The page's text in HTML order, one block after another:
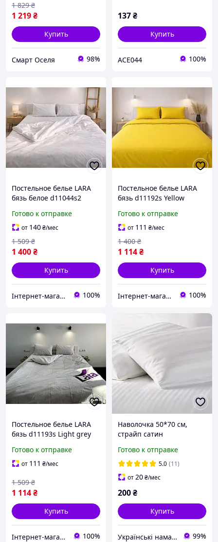
1 219₴
1 829 ₴
Купить
Смарт Оселя 98%
137₴
Купить
ACE044 100%
Постельное белье LARA
бязь белое d11044s2
50х70
Готово к отправке
от 140₴/мес
1 400₴
1 509 ₴
Купить
Інтернет-магазин "Домашній" 100%
Постельное белье LARA
бязь d11192s Yellow
50х70
Готово к отправке
от 111 ₴/мес
1 114₴
1 400 ₴
Купить
Інтернет-магазин "Домашній" 100%
Постельное белье LARA
бязь d11193s Light grey
50х70
Готово к отправке
от 111 ₴/мес
1 114₴
1 509 ₴
Купить
Інтернет-магазин "Домашній" 100%
Наволочка 50*70 см,
страйп сатин
Готово к отправке
5.0 (11)
от20₴/мес
200₴
Купить
Українські наматрацники 99%